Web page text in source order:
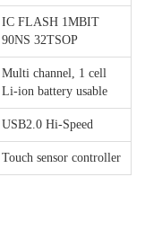
IC FLASH 1MBIT
90NS 32TSOP
Multi channel, 1 cell
Li-ion battery usable
USB2.0 Hi-Speed
Touch sensor controller